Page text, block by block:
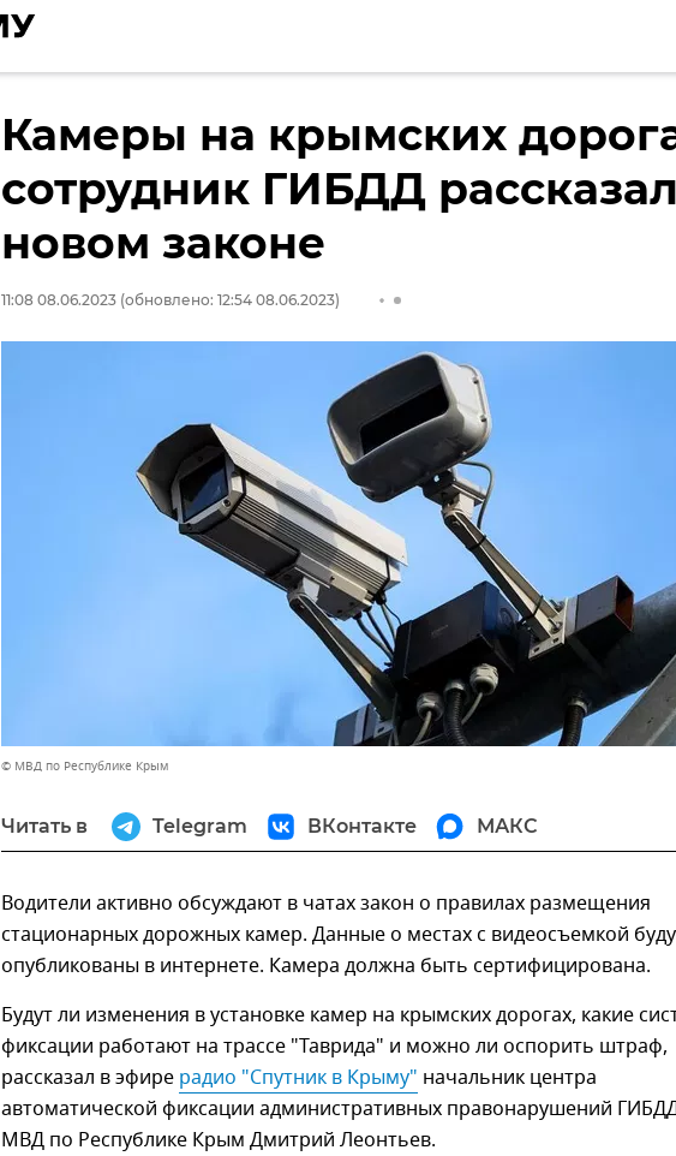
Камеры на крымских
сотрудник ГИБДД
новом законе
11:08 08.06.2023 (обновлено: 12:54 08.06.2023)
© МВД по Республике Крым
Читать в Telegram ВКонтакте МАКС
Водители активно обсуждают в чатах закон о правилах размещения
стационарных дорожных камер. Данные о местах с видеосъемкой
опубликованы в интернете. Камера должна быть сертифицирована.
Будут ли изменения в установке камер на крымских дорогах, какие
фиксации работают на трассе "Таврида" и можно ли оспорить штраф,
рассказал в эфире радио "Спутник в Крыму" начальник центра
автоматической фиксации административных правонарушений
МВД по Республике Крым Дмитрий Леонтьев.